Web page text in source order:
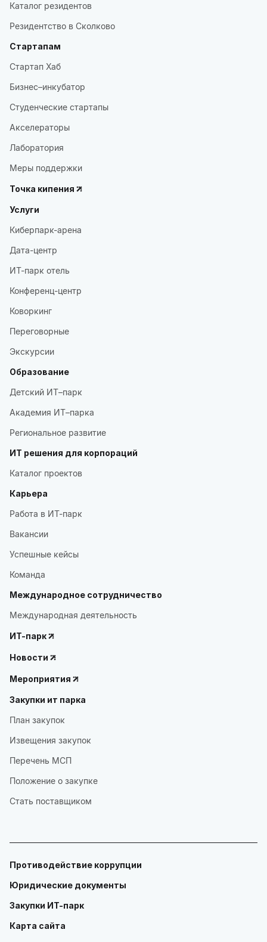
Каталог резидентов
Резидентство в Сколково
Стартапам
Стартап Хаб
Бизнес–инкубатор
Студенческие стартапы
Акселераторы
Лаборатория
Меры поддержки
Точка кипения
Услуги
Киберпарк-арена
Дата-центр
ИТ-парк отель
Конференц-центр
Коворкинг
Переговорные
Экскурсии
Образование
Детский ИТ–парк
Академия ИТ–парка
Региональное развитие
ИТ решения для корпораций
Каталог проектов
Карьера
Работа в ИТ-парк
Вакансии
Успешные кейсы
Команда
Международное сотрудничество
Международная деятельность
ИТ-парк
Новости
Мероприятия
Закупки ит парка
План закупок
Извещения закупок
Перечень МСП
Положение о закупке
Стать поставщиком
Противодействие коррупции
Юридические документы
Закупки ИТ-парк
Карта сайта